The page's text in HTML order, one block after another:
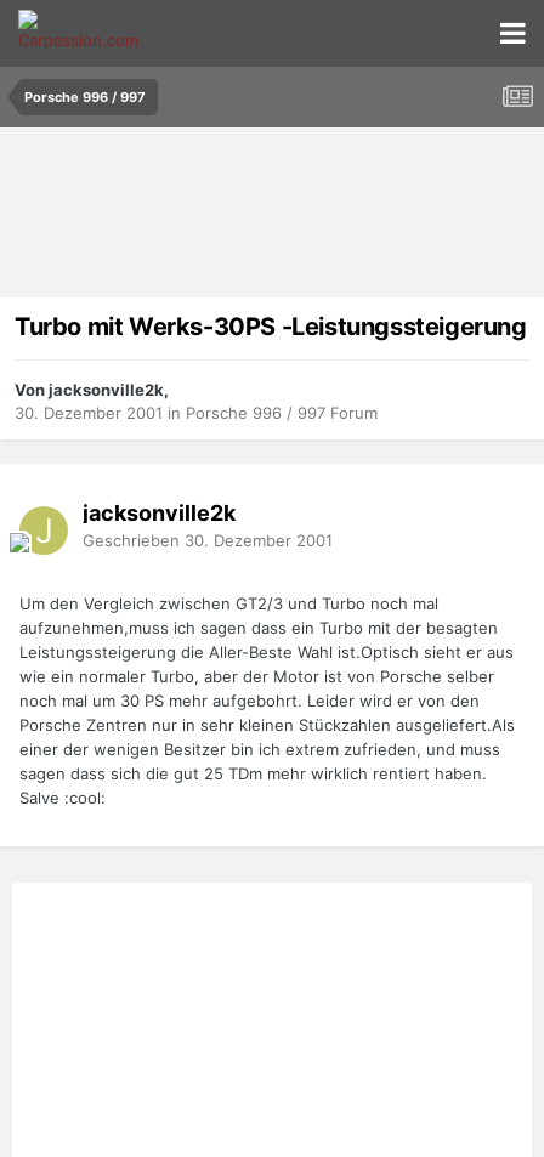
Porsche 996 / 997
Turbo mit Werks-30PS -Leistungssteigerung
Von jacksonville2k,
30. Dezember 2001 in Porsche 996 / 997 Forum
jacksonville2k
Geschrieben 30. Dezember 2001
Um den Vergleich zwischen GT2/3 und Turbo noch mal
aufzunehmen,muss ich sagen dass ein Turbo mit der besagten
Leistungssteigerung die Aller-Beste Wahl ist.Optisch sieht er aus
wie ein normaler Turbo, aber der Motor ist von Porsche selber
noch mal um 30 PS mehr aufgebohrt. Leider wird er von den
Porsche Zentren nur in sehr kleinen Stückzahlen ausgeliefert.Als
einer der wenigen Besitzer bin ich extrem zufrieden, und muss
sagen dass sich die gut 25 TDm mehr wirklich rentiert haben.
Salve :cool: